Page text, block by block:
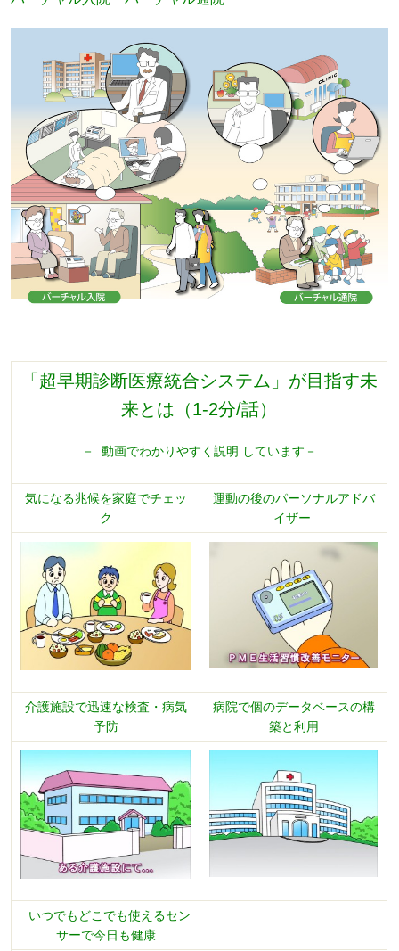
「超早期診断医療統合システム」が目指す未
来とは（1-2分/話）
－ 動画でわかりやすく説明 しています－
気になる兆候を家庭でチェッ
ク
運動の後のパーソナルアドバ
イザー
介護施設で迅速な検査・病気
予防
病院で個のデータベースの構
築と利用
いつでもどこでも使えるセン
サーで今日も健康